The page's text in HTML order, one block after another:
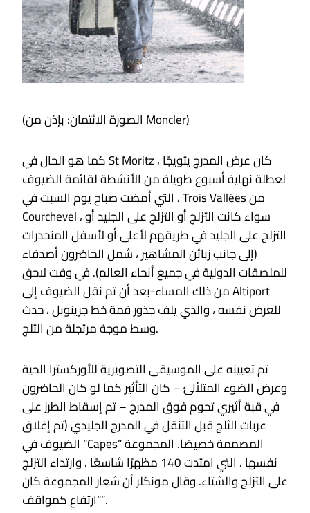
(الصورة الائتمان: بإذن من Moncler)
كما هو الحال في St Moritz ، كان عرض المدرج يتويجًا
لعطلة نهاية أسبوع طويلة من الأنشطة لقائمة الضيوف
، التي أمضت صباح يوم السبت في Trois Vallées من
Courchevel ، سواء كانت التزلج أو التزلج على الجليد أو
التزلج على الجليد في طريقهم لأعلى أو لأسفل المنحدرات
(إلى جانب زبائن المشاهير ، شمل الحاضرون أصدقاء
للملصقات الدولية في جميع أنحاء العالم). في وقت لاحق
من ذلك المساء-بعد أن تم نقل الضيوف إلى Altiport
للعرض نفسه ، والذي يلف جذور قمة خط جرينوبل ، حدث
وسط موجة مرتجلة من الثلج.
تم تعيينه على الموسيقى التصويرية للأوركسترا الحية
وعرض الضوء المتلألئ – كان التأثير كما لو كان الحاضرون
في قبة أثيري تحوم فوق المدرج – تم إسقاط الطرز على
عربات الثلج قبل التنقل في المدرج الجليدي (تم إغلاق
الضيوف في “Capes” المصممة خصيصًا. المجموعة
نفسها ، التي امتدت 140 مظهرًا شاسعًا ، وارتداء التزلج
على التزلج والشتاء. وقال مونكلر أن شعار المجموعة كان
“ارتفاع كمواقف”.